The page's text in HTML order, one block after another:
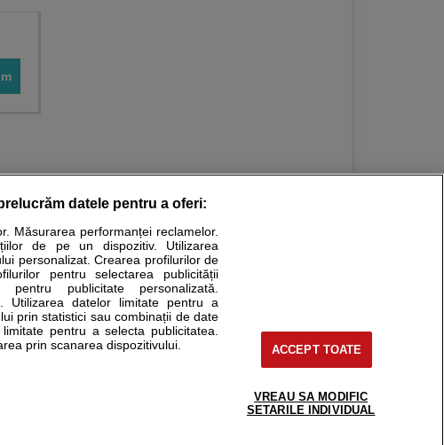
Stiri medicale
si educational. Ele nu pot substitui consultul medical direct si
sa consultati fie medicul Dvs., fie unul dintre medicii pe care
support@sfatulmedicului.ro
datele pentru a oferi:
Măsurarea performanței reclamelor.
de pe un dispozitiv. Utilizarea
personalizat. Crearea profilurilor de
pentru selectarea publicității
pentru publicitate personalizată.
Utilizarea datelor limitate pentru a
prin statistici sau combinații de date
pentru a selecta publicitatea.
prin scanarea dispozitivului.
ACCEPT TOATE
VREAU SA MODIFIC
SETARILE INDIVIDUAL